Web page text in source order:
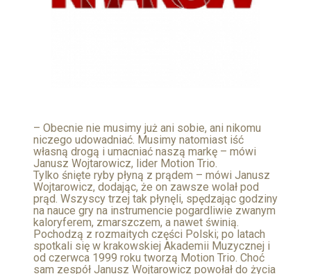
– Obecnie nie musimy już ani sobie, ani nikomu
niczego udowadniać. Musimy natomiast iść
własną drogą i umacniać naszą markę – mówi
Janusz Wojtarowicz, lider Motion Trio.
Tylko śnięte ryby płyną z prądem – mówi Janusz
Wojtarowicz, dodając, że on zawsze wolał pod
prąd. Wszyscy trzej tak płynęli, spędzając godziny
na nauce gry na instrumencie pogardliwie zwanym
kaloryferem, zmarszczem, a nawet świnią.
Pochodzą z rozmaitych części Polski; po latach
spotkali się w krakowskiej Akademii Muzycznej i
od czerwca 1999 roku tworzą Motion Trio. Choć
sam zespół Janusz Wojtarowicz powołał do życia